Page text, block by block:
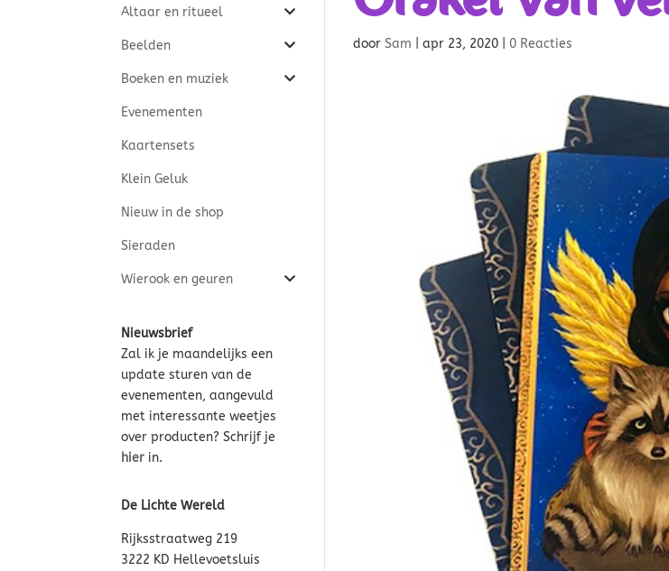
doorSam |apr 23, 2020 0 Reacties
Altaar en ritueel
Beelden
Boeken en muziek
Evenementen
Kaartensets
Klein Geluk
Nieuw in de shop
Sieraden
Wierook en geuren
Nieuwsbrief
Zal ik je maandelijks een
update sturen van de
evenementen, aangevuld
met interessante weetjes
over producten? Schrijf je
hier in.
De Lichte Wereld
Rijksstraatweg 219
3222 KD Hellevoetsluis